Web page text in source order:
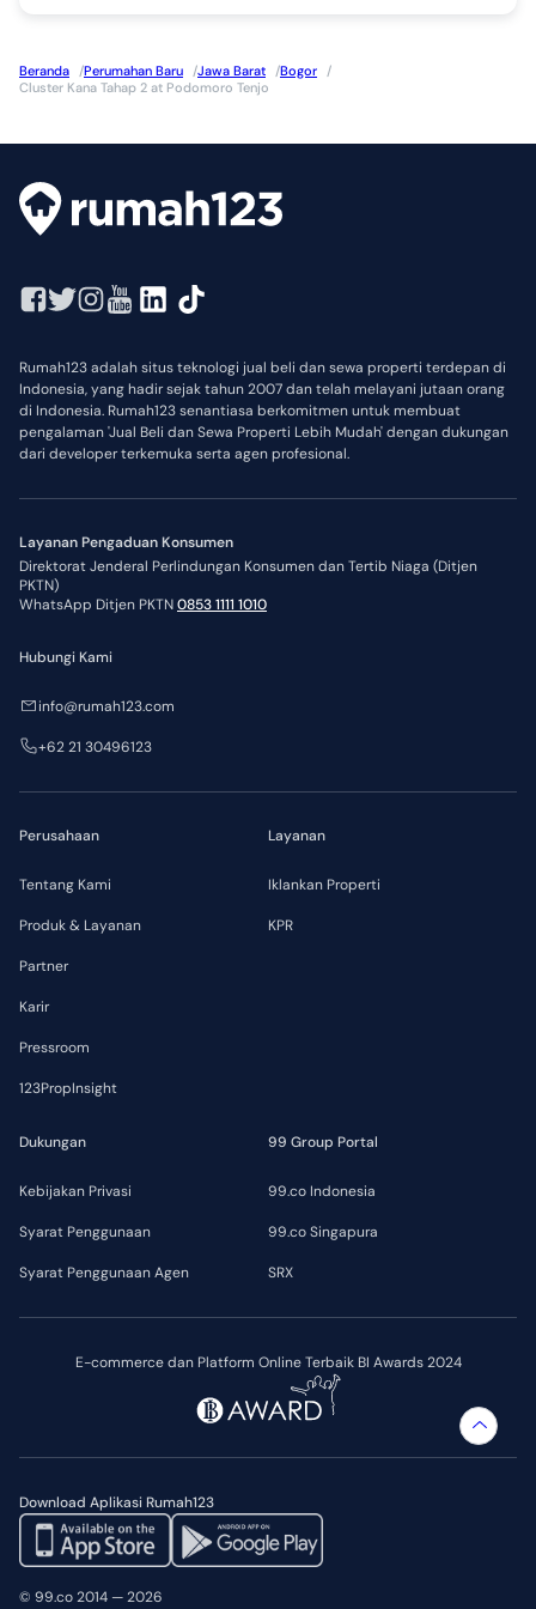
Beranda /Perumahan Baru /Jawa Barat /Bogor
/
Cluster Kana Tahap 2 at Podomoro Tenjo
Rumah123 adalah situs teknologi jual beli dan sewa properti terdepan di
Indonesia, yang hadir sejak tahun 2007 dan telah melayani jutaan orang
di Indonesia. Rumah123 senantiasa berkomitmen untuk membuat
pengalaman 'Jual Beli dan Sewa Properti Lebih Mudah' dengan dukungan
dari developer terkemuka serta agen profesional.
Layanan Pengaduan Konsumen
Direktorat Jenderal Perlindungan Konsumen dan Tertib Niaga (Ditjen
PKTN)
WhatsApp Ditjen PKTN0853 1111 1010
E-commerce dan Platform Online Terbaik BI Awards 2024
Download Aplikasi Rumah123
Perusahaan
Tentang Kami
Produk & Layanan
Partner
Karir
Pressroom
123PropInsight
Layanan
Iklankan Properti
KPR
Dukungan
Kebijakan Privasi
Syarat Penggunaan
Syarat Penggunaan Agen
99 Group Portal
99.co Indonesia
99.co Singapura
SRX
Hubungi Kami
info@rumah123.com
+62 21 30496123
© 99.co 2014 — 2026